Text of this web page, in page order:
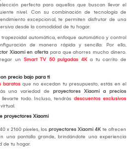
perfecta para aquellos que buscan llevar el
nivel. Con su combinación de tecnología de
excepcional, te permiten disfrutar de una
desde la comodidad de tu hogar.
automática, enfoque automático y control
de manera rápida y sencilla. Por ello,
Xiaomi en oferta para que ahorres mucho dinero.
un Smart TV 50 pulgadas 4Ka tu carrito de
precio bajo para ti
baratos que no excedan tu presupuesto, estás en el
una variedad de proyectores Xiaomi a precios
todo. Incluso, tendrás descuentos exclusivos
proyectores Xiaomi
x 2160 píxeles, los proyectores Xiaomi 4Kte ofrecen
una pantalla grande, brindándote una experiencia
de tu hogar.